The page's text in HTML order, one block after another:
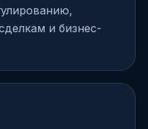
и бизнес-